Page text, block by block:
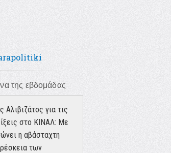
της εβδομάδας
Αλιβιζάτος για τις
στο ΚΙΝΑΛ: Με
η αβάσταχτη
των